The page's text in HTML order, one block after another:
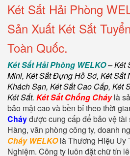
Két Sắt Hải Phòng
Sản Xuất Két Sắt
Toàn Quốc.
Két Sắt Hải Phòng WELKO–Két
Mini, Két Sắt Đựng Hồ Sơ, Két Sắt
Khách Sạn, Két Sắt Cao Cấp, Két
Két Sắt. Két Sắt Chống Cháylà
bảo mật cao và bền bỉ theo thời
Cháyđược cung cấp để bảo vệ
Hàng, văn phòng công ty, doanh
Cháy WELKOlà Thương Hiệu Uy
Nghiệm. Công ty luôn đặt chữ tín